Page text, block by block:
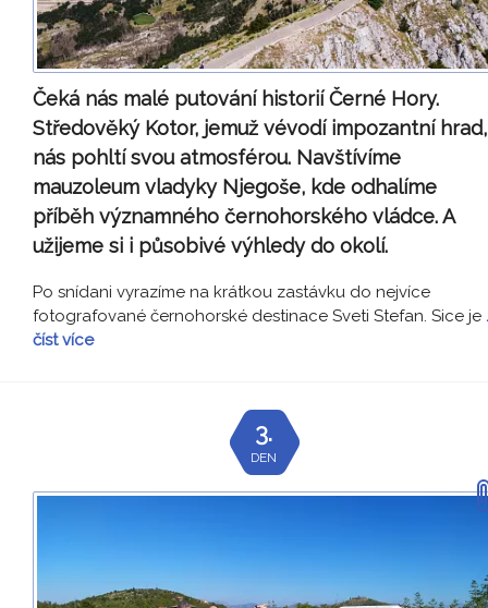
Čeká nás malé putování historií Černé Hory.
Středověký Kotor, jemuž vévodí impozantní hrad,
nás pohltí svou atmosférou. Navštívíme
mauzoleum vladyky Njegoše, kde odhalíme
příběh významného černohorského vládce. A
užijeme si i působivé výhledy do okolí.
Po snídani vyrazíme na krátkou zastávku do nejvíce
fotografované černohorské destinace Sveti Stefan. Sice je
číst více
3.
DEN